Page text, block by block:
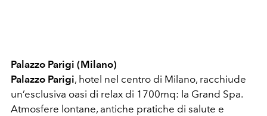
Palazzo Parigi (Milano)
Palazzo Parigi, hotel nel centro di Milano, racchiude
un’esclusiva oasi di relax di 1700mq: la Grand Spa.
Atmosfere lontane, antiche pratiche di salute e